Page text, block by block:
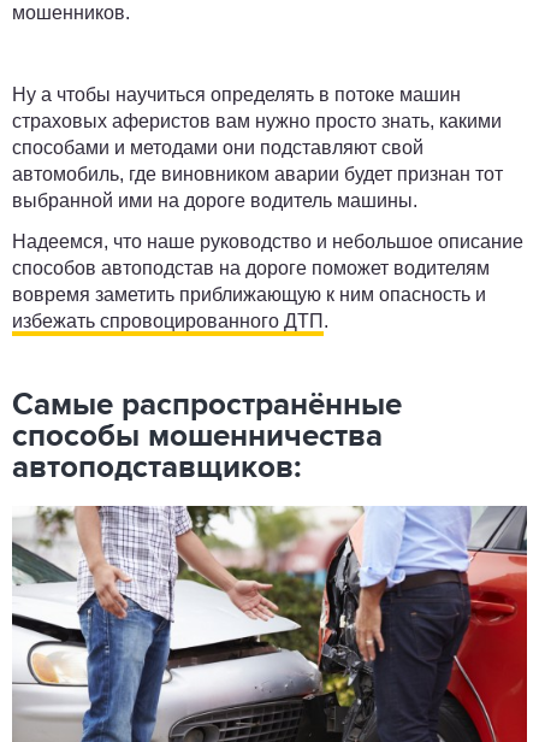
мошенников.
Ну а чтобы научиться определять в потоке машин
страховых аферистов вам нужно просто знать, какими
способами и методами они подставляют свой
автомобиль, где виновником аварии будет признан тот
выбранной ими на дороге водитель машины.
Надеемся, что наше руководство и небольшое описание
способов автоподстав на дороге поможет водителям
вовремя заметить приближающую к ним опасность и
избежать спровоцированного ДТП .
Самые распространённые
способы мошенничества
автоподставщиков: